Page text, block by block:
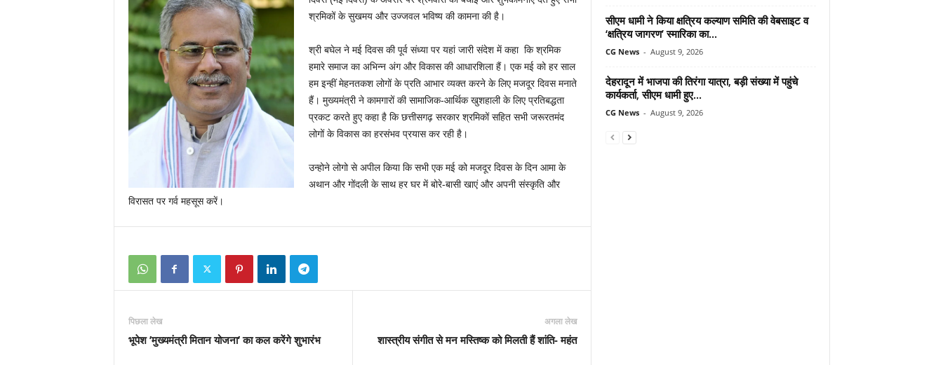
श्रमिकों के सुखमय और उज्जवल भविष्य की कामना की है।
श्री बघेल ने मई दिवस की पूर्व संध्या पर यहां जारी संदेश में कहा कि श्रमिक
हमारे समाज का अभिन्न अंग और विकास की आधारशिला हैं। एक मई को हर साल
हम इन्हीं मेहनतकश लोगों के प्रति आभार व्यक्त करने के लिए मजदूर दिवस मनाते
हैं। मुख्यमंत्री ने कामगारों की सामाजिक-आर्थिक खुशहाली के लिए प्रतिबद्धता
प्रकट करते हुए कहा है कि छत्तीसगढ़ सरकार श्रमिकों सहित सभी जरूरतमंद
लोगों के विकास का हरसंभव प्रयास कर रही है।
उन्होने लोगो से अपील किया कि सभी एक मई को मजदूर दिवस के दिन आमा के
अथान और गोंदली के साथ हर घर में बोरे-बासी खाएं और अपनी संस्कृति और
विरासत पर गर्व महसूस करें।
पिछला लेख
भूपेश ’मुख्यमंत्री मितान योजना’ का कल करेंगे शुभारंभ
अगला लेख
शास्त्रीय संगीत से मन मस्तिष्क को मिलती हैं शांति- महंत
सीएम धामी ने किया क्षत्रिय कल्याण समिति की वेबसाइट व
‘क्षत्रिय जागरण’ स्मारिका का...
CG News - August 9, 2026
देहरादून में भाजपा की तिरंगा यात्रा, बड़ी संख्या में पहुंचे
कार्यकर्ता, सीएम धामी हुए...
CG News - August 9, 2026